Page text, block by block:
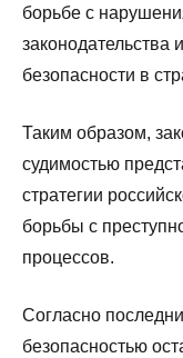
борьбе с
законодательства
безопасности в
Таким образом,
судимостью
стратегии
борьбы с
процессов.
Согласно
безопасностью